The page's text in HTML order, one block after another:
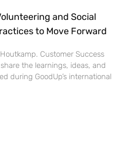
and Social
to Move Forward
Customer Success
the learnings, ideas, and
during GoodUp’s international